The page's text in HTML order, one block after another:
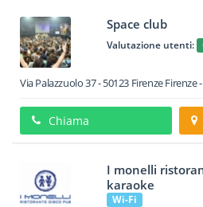
Space club
Valutazione utenti:
Via Palazzuolo 37-50123 FirenzeFirenze
Chiama
I monelli
karaoke
Wi-Fi